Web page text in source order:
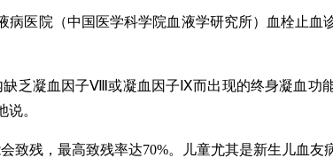
病医院（中国医学科学院血液学研究所）血栓止
缺乏凝血因子Ⅷ或凝血因子Ⅸ而出现的终身凝血
。
致残，最高致残率达70%。儿童尤其是新生儿血友